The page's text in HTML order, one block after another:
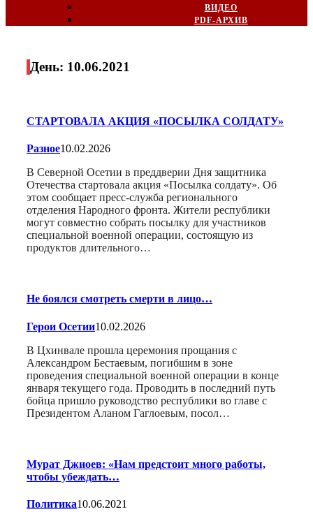
ВИДЕО
PDF-АРХИВ
День: 10.06.2021
СТАРТОВАЛА АКЦИЯ «ПОСЫЛКА СОЛДАТУ»
Разное10.02.2026
В Северной Осетии в преддверии Дня защитника
Отечества стартовала акция «Посылка солдату». Об
этом сообщает пресс-служба регионального
отделения Народного фронта. Жители республики
могут совместно собрать посылку для участников
специальной военной операции, состоящую из
продуктов длительного…
Не боялся смотреть смерти в лицо…
Герои Осетии10.02.2026
В Цхинвале прошла церемония прощания с
Александром Бестаевым, погибшим в зоне
проведения специальной военной операции в конце
января текущего года. Проводить в последний путь
бойца пришло руководство республики во главе с
Президентом Аланом Гаглоевым, посол…
Мурат Джиоев: «Нам предстоит много работы,
чтобы убеждать…
Политика10.06.2021